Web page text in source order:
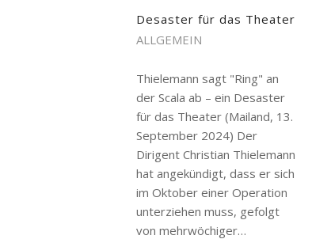
Desaster für das Theater
ALLGEMEIN
Thielemann sagt "Ring" an
der Scala ab – ein Desaster
für das Theater (Mailand, 13.
September 2024) Der
Dirigent Christian Thielemann
hat angekündigt, dass er sich
im Oktober einer Operation
unterziehen muss, gefolgt
von mehrwöchiger…